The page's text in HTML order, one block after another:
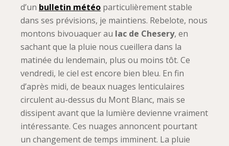
d’un bulletin météo particulièrement stable
dans ses prévisions, je maintiens. Rebelote, nous
montons bivouaquer au lac de Chesery, en
sachant que la pluie nous cueillera dans la
matinée du lendemain, plus ou moins tôt. Ce
vendredi, le ciel est encore bien bleu. En fin
d’après midi, de beaux nuages lenticulaires
circulent au-dessus du Mont Blanc, mais se
dissipent avant que la lumière devienne vraiment
intéressante. Ces nuages annoncent pourtant
un changement de temps imminent. La pluie